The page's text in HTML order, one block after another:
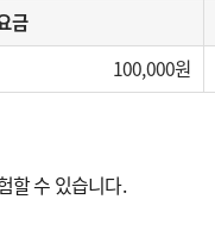
금
100,000
할 수 있습니다.